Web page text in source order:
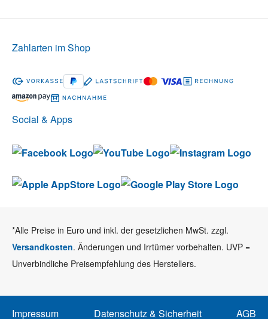
Social & Apps
Zahlarten im Shop
*Alle Preise in Euro und inkl. der gesetzlichen MwSt. zzgl.
Versandkosten. Änderungen und Irrtümer vorbehalten. UVP =
Unverbindliche Preisempfehlung des Herstellers.
Impressum Datenschutz & Sicherheit AGB